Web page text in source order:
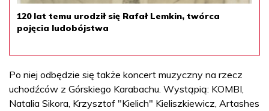
120 lat temu urodził się Rafał Lemkin, twórca
pojęcia ludobójstwa
Po niej odbędzie się także koncert muzyczny na rzecz
uchodźców z Górskiego Karabachu. Wystąpią: KOMBI,
Natalia Sikora, Krzysztof "Kielich" Kieliszkiewicz, Artashes